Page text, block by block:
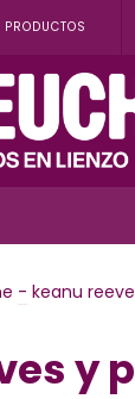
PRODUCTOS
- keanu
y